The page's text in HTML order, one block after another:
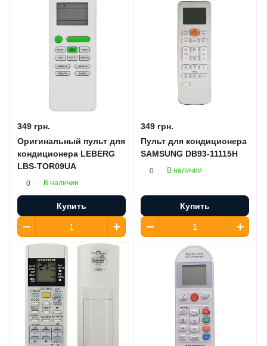
349 грн.
Оригинальный пульт для
кондиционера LEBERG
LBS-TOR09UA
0 В наличии
Купить
349 грн.
Пульт для кондиционера
SAMSUNG DB93-11115H
0 В наличии
Купить